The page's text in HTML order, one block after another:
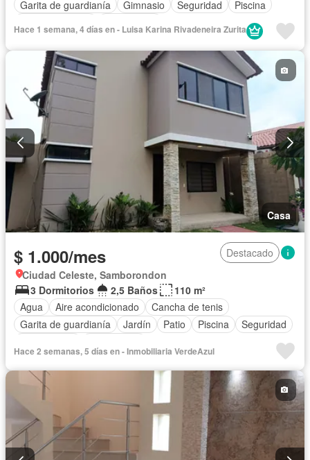
Garita de guardianía Gimnasio Seguridad
Piscina
Hace 1 semana, 4 días en - Luisa Karina Rivadeneira Zurita
Casa
$ 1.000/mes
Destacado
Ciudad Celeste, Samborondon
3 Dormitorios
2,5 Baños
110 m²
Agua
Aire acondicionado
Cancha de tenis
Garita de guardianía
Jardín Patio Piscina
Seguridad
Hace 2 semanas, 5 días en - Inmobiliaria VerdeAzul